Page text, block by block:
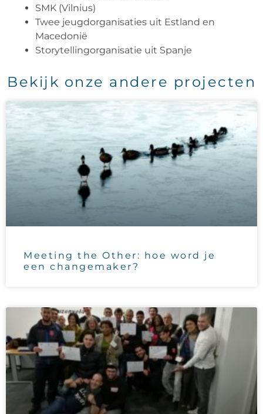
SMK (Vilnius)
Twee jeugdorganisaties uit Estland en
Macedonië
Storytellingorganisatie uit Spanje
Bekijk onze andere projecten
Meeting the Other: hoe word je
een changemaker?